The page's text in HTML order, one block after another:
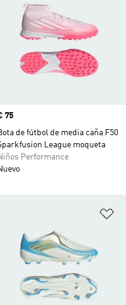
75
de fútbol de media caña F50
League moqueta
Performance